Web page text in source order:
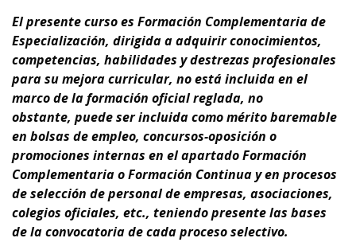
El presente curso es Formación Complementaria de
Especialización, dirigida a adquirir conocimientos,
competencias, habilidades y destrezas profesionales
para sumejora curricular, no está incluida en el
marco de la formación oficial reglada, no
obstante, puede ser incluida como mérito baremable
en bolsas de empleo, concursos-oposición o
promociones internas en el apartado Formación
Complementaria o Formación Continua y en procesos
de selección de personal de empresas, asociaciones,
colegios oficiales, etc., teniendo presentelas bases
de la convocatoria de cada proceso selectivo.